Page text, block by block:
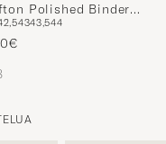
Polished Binder
4343,544